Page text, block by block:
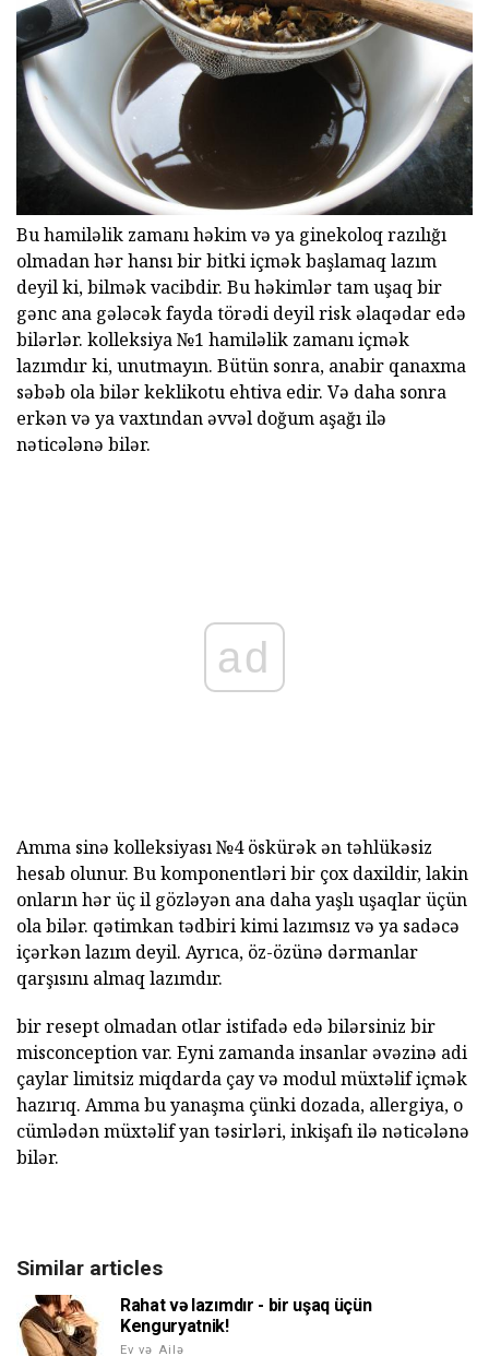
Bu hamiləlik zamanı həkim və ya ginekoloq razılığı
olmadan hər hansı bir bitki içmək başlamaq lazım
deyil ki, bilmək vacibdir. Bu həkimlər tam uşaq bir
gənc ana gələcək fayda törədi deyil risk əlaqədar edə
bilərlər. kolleksiya №1 hamiləlik zamanı içmək
lazımdır ki, unutmayın. Bütün sonra, anabir qanaxma
səbəb ola bilər keklikotu ehtiva edir. Və daha sonra
erkən və ya vaxtından əvvəl doğum aşağı ilə
nəticələnə bilər.
ad
Amma sinə kolleksiyası №4 öskürək ən təhlükəsiz
hesab olunur. Bu komponentləri bir çox daxildir, lakin
onların hər üç il gözləyən ana daha yaşlı uşaqlar üçün
ola bilər. qətimkan tədbiri kimi lazımsız və ya sadəcə
içərkən lazım deyil. Ayrıca, öz-özünə dərmanlar
qarşısını almaq lazımdır.
bir resept olmadan otlar istifadə edə bilərsiniz bir
misconception var. Eyni zamanda insanlar əvəzinə adi
çaylar limitsiz miqdarda çay və modul müxtəlif içmək
hazırıq. Amma bu yanaşma çünki dozada, allergiya, o
cümlədən müxtəlif yan təsirləri, inkişafı ilə nəticələnə
bilər.
Similar articles
Rahat və lazımdır - bir uşaq üçün
Kenguryatnik!
Ev və Ailə